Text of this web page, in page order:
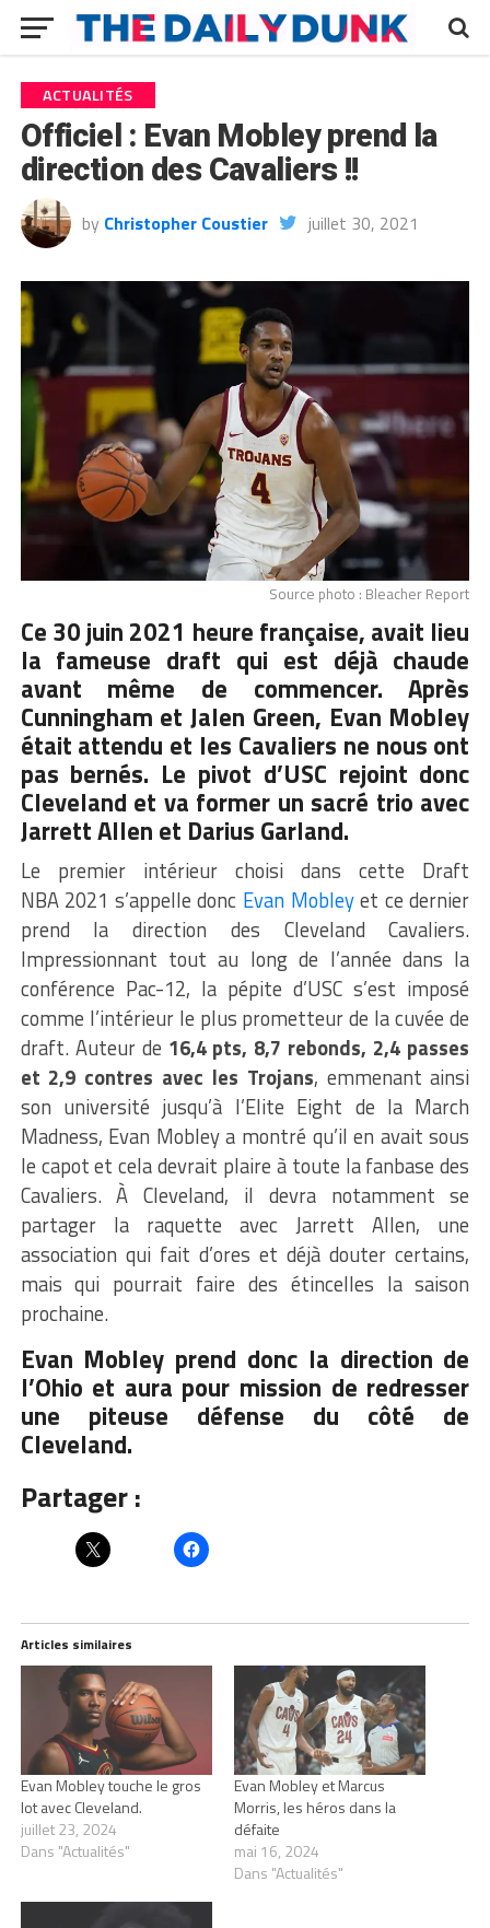
ACTUALITÉS
Officiel : Evan Mobley prend la
direction des Cavaliers !!
by Christopher Coustier juillet 30, 2021
Source photo : Bleacher Report
Ce 30 juin 2021 heure française, avait lieu
la fameuse draft qui est déjà chaude
avant même de commencer. Après
Cunningham et Jalen Green, Evan Mobley
était attendu et les Cavaliers ne nous ont
pas bernés. Le pivot d’USC rejoint donc
Cleveland et va former un sacré trio avec
Jarrett Allen et Darius Garland.
Le premier intérieur choisi dans cette Draft
NBA 2021 s’appelle donc Evan Mobleyet ce dernier
prend la direction des Cleveland Cavaliers.
Impressionnant tout au long de l’année dans la
conférence Pac-12, la pépite d’USC s’est imposé
comme l’intérieur le plus prometteur de la cuvée de
draft. Auteur de 16,4 pts, 8,7 rebonds, 2,4 passes
et 2,9 contres avec les Trojans, emmenant ainsi
son université jusqu’à l’Elite Eight de la March
Madness, Evan Mobley a montré qu’il en avait sous
le capot et cela devrait plaire à toute la fanbase des
Cavaliers. À Cleveland, il devra notamment se
partager la raquette avec Jarrett Allen, une
association qui fait d’ores et déjà douter certains,
mais qui pourrait faire des étincelles la saison
prochaine.
Evan Mobley prend donc la direction de
l’Ohio et aura pour mission de redresser
une piteuse défense du côté de
Cleveland.
Partager :
Articles similaires
Evan Mobley touche le gros
lot avec Cleveland.
juillet 23, 2024
Dans "Actualités"
Evan Mobley et Marcus
Morris, les héros dans la
défaite
mai 16, 2024
Dans "Actualités"